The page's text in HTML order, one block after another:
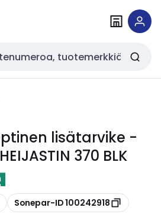
lisätarvike -
370 BLK
Kopioi
Sonepar-ID 100242918